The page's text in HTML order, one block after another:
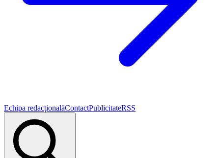
Echipa redacționalăContactPublicitateRSS